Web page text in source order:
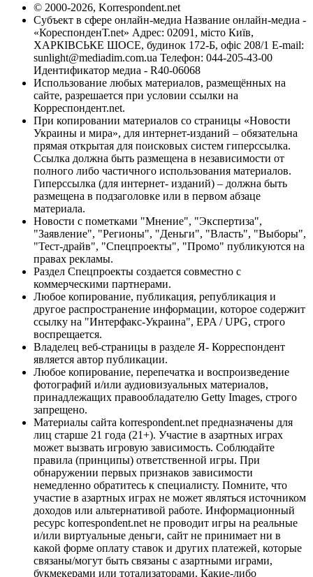
© 2000-2026, Korrespondent.net
Субъект в сфере онлайн-медиа Название онлайн-медиа -
«КореспонденТ.net» Адрес: 02091, місто Київ,
ХАРКІВСЬКЕ ШОСЕ, будинок 172-Б, офіс 208/1 E-mail:
sunlight@mediadim.com.ua Телефон: 044-205-43-00
Идентификатор медиа - R40-06068
Использование любых материалов, размещённых на
сайте, разрешается при условии ссылки на
Корреспондент.net.
При копировании материалов со страницы «Новости
Украины и мира», для интернет-изданий – обязательна
прямая открытая для поисковых систем гиперссылка.
Ссылка должна быть размещена в независимости от
полного либо частичного использования материалов.
Гиперссылка (для интернет- изданий) – должна быть
размещена в подзаголовке или в первом абзаце
материала.
Новости с пометками "Мнение", "Экспертиза",
"Заявление", "Регионы", "Деньги", "Власть", "Выборы",
"Тест-драйв", "Спецпроекты", "Промо" публикуются на
правах рекламы.
Раздел Спецпроекты создается совместно с
коммерческими партнерами.
Любое копирование, публикация, републикация и
другое распространение информации, которое содержит
ссылку на "Интерфакс-Украина", EPA / UPG, строго
воспрещается.
Владелец веб-страницы в разделе Я- Корреспондент
является автор публикации.
Любое копирование, перепечатка и воспроизведение
фотографий и/или аудиовизуальных материалов,
принадлежащих правообладателю Getty Images, строго
запрещено.
Материалы сайта korrespondent.net предназначены для
лиц старше 21 года (21+). Участие в азартных играх
может вызвать игровую зависимость. Соблюдайте
правила (принципы) ответственной игры. При
обнаружении первых признаков зависимости
немедленно обратитесь к специалисту. Помните, что
участие в азартных играх не может являться источником
доходов или альтернативой работе. Информационный
ресурс korrespondent.net не проводит игры на реальные
и/или виртуальные деньги, сайт не принимает ни в
какой форме оплату ставок и других платежей, которые
связаны/могут быть связаны с азартными играми,
букмекерами или тотализаторами. Какие-либо